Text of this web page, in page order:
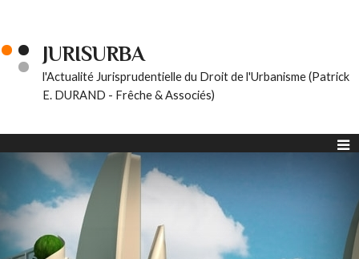
JURISURBA
l'Actualité Jurisprudentielle du Droit de l'Urbanisme (Patrick
E. DURAND - Frêche & Associés)